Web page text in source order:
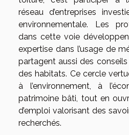
réseau d’entreprises
environnementale. Les
dans cette voie
expertise dans l’usage de
partagent aussi des conseils
des habitats. Ce cercle
à l’environnement, à
patrimoine bâti, tout en
d’emploi valorisant des
recherchés.